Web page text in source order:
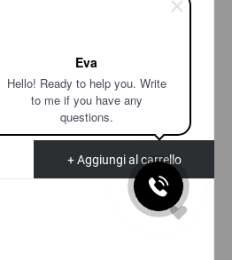
Eva
Hello! Ready to help you. Write
to me if you have any
questions.
ciglia standard dritte con fascia
14.17 *
+ Aggiungi al carrello